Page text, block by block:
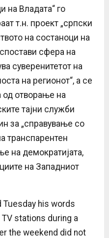
на Владата“ го
т.н. проект „српски
на состаноци на
сфера на
суверенитетот на
на регионот“, а се
од отворање на
тајни служби
за „справување со
транспарентен
на демократијата,
на Западниот
Tuesday his words
stations during a
the weekend did not